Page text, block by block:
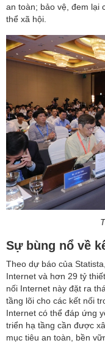
an toàn; bảo vệ, đem lại
thể xã hội.
Sự bùng nổ về
Theo dự báo của
Internet và hơn 29 tỷ
nối Internet này đặt ra
tầng lõi cho các kết nối
Internet có thể đáp ứng
triển hạ tầng cần được
mục tiêu an toàn, bền